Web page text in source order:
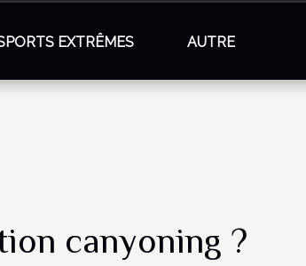
EXTRÊMES AUTRE
canyoning ?